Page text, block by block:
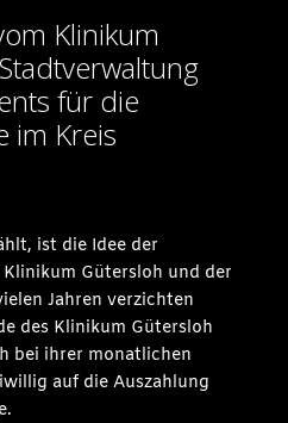
Klinikum
für die
im Kreis
ist die Idee der
Gütersloh und der
Jahren verzichten
des Klinikum Gütersloh
bei ihrer monatlichen
auf die Auszahlung